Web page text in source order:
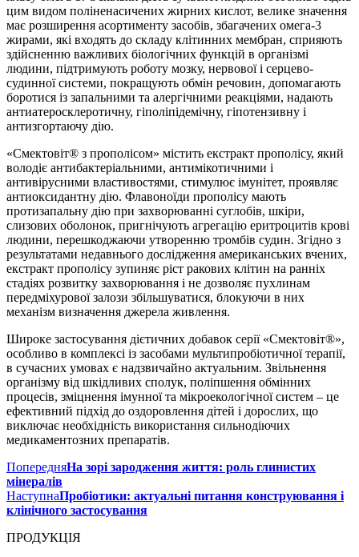
цим видом поліненасичених жирних кислот, велике значення
має розширення асортименту засобів, збагачених омега-3
жирами, які входять до складу клітинних мембран, сприяють
здійсненню важливих біологічних функцій в організмі
людини, підтримують роботу мозку, нервової і серцево-
судинної системи, покращують обмін речовин, допомагають
боротися із запальними та алергічними реакціями, надають
антиатеросклеротичну, гіполіпідемічну, гіпотензивну і
антизгортаючу дію.
«Смектовіт® з прополісом» містить екстракт прополісу, який
володіє антибактеріальними, антимікотичними і
антивірусними властивостями, стимулює імунітет, проявляє
антиоксидантну дію. Флавоноїди прополісу мають
протизапальну дію при захворюванні суглобів, шкіри,
слизових оболонок, пригнічують агрегацію еритроцитів крові
людини, перешкоджаючи утворенню тромбів судин. Згідно з
результатами недавнього дослідження американських вчених,
екстракт прополісу зупиняє ріст ракових клітин на ранніх
стадіях розвитку захворювання і не дозволяє пухлинам
передміхурової залози збільшуватися, блокуючи в них
механізм визначення джерела живлення.
Широке застосування дієтичних добавок серії «Смектовіт®»,
особливо в комплексі із засобами мультипробіотичної терапії,
в сучасних умовах є надзвичайно актуальним. Звільнення
організму від шкідливих сполук, поліпшення обмінних
процесів, зміцнення імунної та мікроекологічної систем – це
ефективний підхід до оздоровлення дітей і дорослих, що
виключає необхідність використання сильнодіючих
медикаментозних препаратів.
ПопередняНа зорі зародження життя: роль глинистих
мінералів
НаступнаПробіотики: актуальні питання конструювання і
клінічного застосування
ПРОДУКЦІЯ